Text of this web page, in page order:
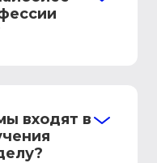
входят в